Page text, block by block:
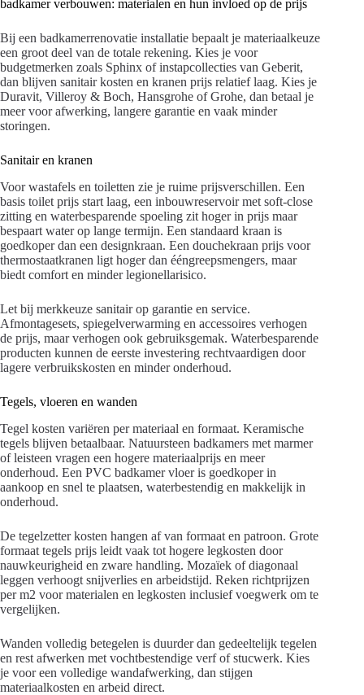
badkamer verbouwen: materialen en hun invloed op de prijs
Bij een badkamerrenovatie installatie bepaalt je materiaalkeuze
een groot deel van de totale rekening. Kies je voor
budgetmerken zoals Sphinx of instapcollecties van Geberit,
dan blijven sanitair kosten en kranen prijs relatief laag. Kies je
Duravit, Villeroy & Boch, Hansgrohe of Grohe, dan betaal je
meer voor afwerking, langere garantie en vaak minder
storingen.
Sanitair en kranen
Voor wastafels en toiletten zie je ruime prijsverschillen. Een
basis toilet prijs start laag, een inbouwreservoir met soft-close
zitting en waterbesparende spoeling zit hoger in prijs maar
bespaart water op lange termijn. Een standaard kraan is
goedkoper dan een designkraan. Een douchekraan prijs voor
thermostaatkranen ligt hoger dan ééngreepsmengers, maar
biedt comfort en minder legionellarisico.
Let bij merkkeuze sanitair op garantie en service.
Afmontagesets, spiegelverwarming en accessoires verhogen
de prijs, maar verhogen ook gebruiksgemak. Waterbesparende
producten kunnen de eerste investering rechtvaardigen door
lagere verbruikskosten en minder onderhoud.
Tegels, vloeren en wanden
Tegel kosten variëren per materiaal en formaat. Keramische
tegels blijven betaalbaar. Natuursteen badkamers met marmer
of leisteen vragen een hogere materiaalprijs en meer
onderhoud. Een PVC badkamer vloer is goedkoper in
aankoop en snel te plaatsen, waterbestendig en makkelijk in
onderhoud.
De tegelzetter kosten hangen af van formaat en patroon. Grote
formaat tegels prijs leidt vaak tot hogere legkosten door
nauwkeurigheid en zware handling. Mozaïek of diagonaal
leggen verhoogt snijverlies en arbeidstijd. Reken richtprijzen
per m2 voor materialen en legkosten inclusief voegwerk om te
vergelijken.
Wanden volledig betegelen is duurder dan gedeeltelijk tegelen
en rest afwerken met vochtbestendige verf of stucwerk. Kies
je voor een volledige wandafwerking, dan stijgen
materiaalkosten en arbeid direct.